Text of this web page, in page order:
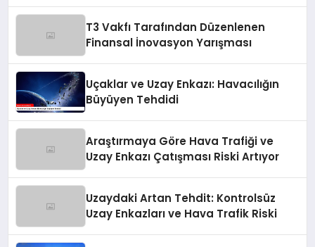
T3 Vakfı Tarafından Düzenlenen
Finansal İnovasyon Yarışması
Uçaklar ve Uzay Enkazı: Havacılığın
Büyüyen Tehdidi
Araştırmaya Göre Hava Trafiği ve
Uzay Enkazı Çatışması Riski Artıyor
Uzaydaki Artan Tehdit: Kontrolsüz
Uzay Enkazları ve Hava Trafik Riski